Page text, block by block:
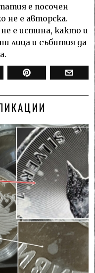
е посочен
не е авторска.
е истина, както и
лица и събития да